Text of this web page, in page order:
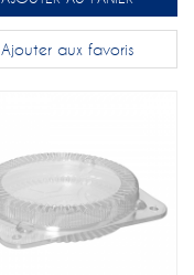
Ajouter aux favoris